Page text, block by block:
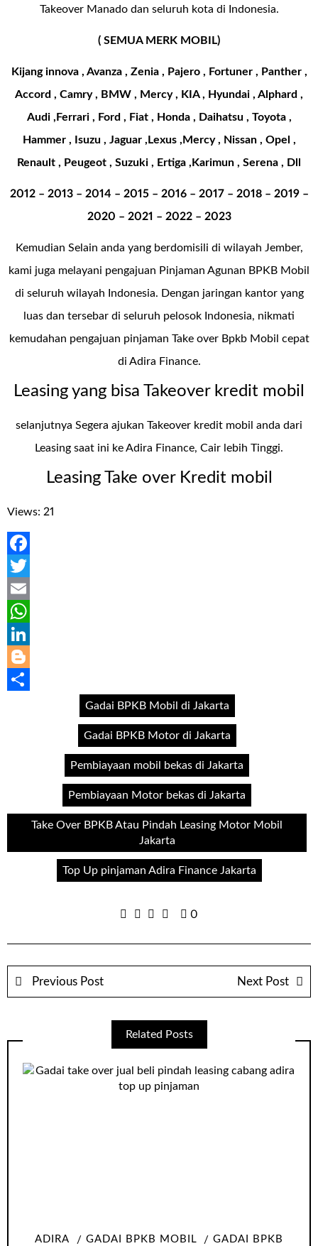
Takeover Manado dan seluruh kota di Indonesia.
( SEMUA MERK MOBIL)
Kijang innova , Avanza , Zenia , Pajero , Fortuner , Panther ,
Accord , Camry , BMW , Mercy , KIA , Hyundai , Alphard ,
Audi ,Ferrari , Ford , Fiat , Honda , Daihatsu , Toyota ,
Hammer , Isuzu , Jaguar ,Lexus ,Mercy , Nissan , Opel ,
Renault , Peugeot , Suzuki , Ertiga ,Karimun , Serena , Dll
2012 – 2013 – 2014 – 2015 – 2016 – 2017 – 2018 – 2019 –
2020 – 2021 – 2022 – 2023
Kemudian Selain anda yang berdomisili di wilayah Jember,
kami juga melayani pengajuan Pinjaman Agunan BPKB Mobil
di seluruh wilayah Indonesia. Dengan jaringan kantor yang
luas dan tersebar di seluruh pelosok Indonesia, nikmati
kemudahan pengajuan pinjaman Take over Bpkb Mobil cepat
di Adira Finance.
Leasing yang bisa Takeover kredit mobil
selanjutnya Segera ajukan Takeover kredit mobil anda dari
Leasing saat ini ke Adira Finance, Cair lebih Tinggi.
Leasing Take over Kredit mobil
Views: 21
Facebook
Twitter
Email
WhatsApp
LinkedIn
Blogger
Gadai BPKB Mobil di Jakarta
Gadai BPKB Motor di Jakarta
Pembiayaan mobil bekas di Jakarta
Pembiayaan Motor bekas di Jakarta
Take Over BPKB Atau Pindah Leasing Motor Mobil
Jakarta
Top Up pinjaman Adira Finance Jakarta
0
Previous Post Next Post
Related Posts
ADIRA GADAI BPKB MOBIL
GADAI BPKB